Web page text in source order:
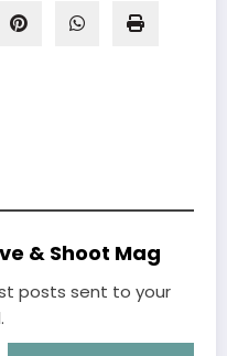
& Shoot Mag
posts sent to your